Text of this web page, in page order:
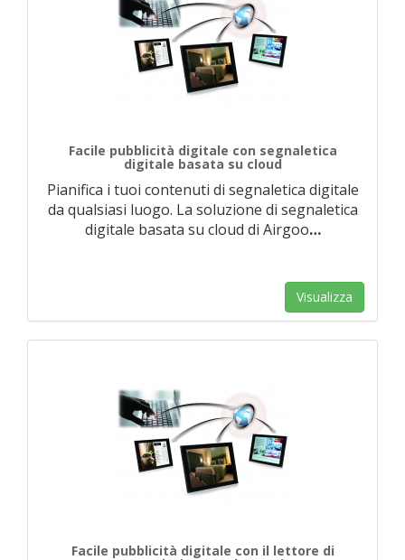
Facile pubblicità digitale con segnaletica
digitale basata su cloud
Pianifica i tuoi contenuti di segnaletica digitale
da qualsiasi luogo. La soluzione di segnaletica
digitale basata su cloud di Airgoo…
Visualizza
Facile pubblicità digitale con il lettore di